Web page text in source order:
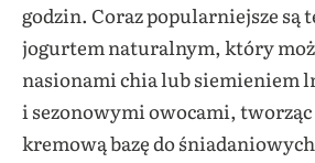
godzin. Coraz popularniejsze są
jogurtem naturalnym, który
nasionami chia lub siemieniem
i sezonowymi owocami,
kremową bazę do